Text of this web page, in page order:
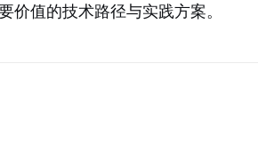
价值的技术路径与实践方案。